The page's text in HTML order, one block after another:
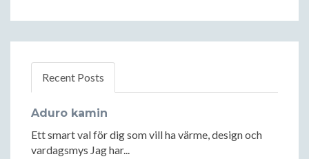
Recent Posts
Aduro kamin
Ett smart val för dig som vill ha värme, design och
vardagsmys Jag har...